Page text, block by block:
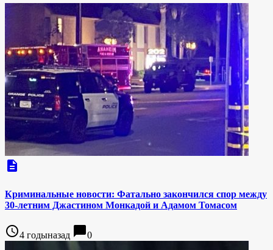
description
Криминальные новости: Фатально закончился спор между
30-летним Джастином Монкадой и Адамом Томасом
access_time4 годыназад chat_bubble0